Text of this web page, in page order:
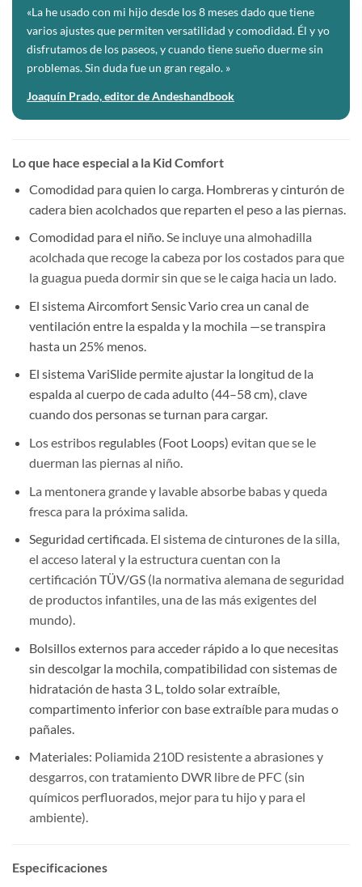
«La he usado con mi hijo desde los 8 meses dado que tiene
varios ajustes que permiten versatilidad y comodidad. Él y yo
disfrutamos de los paseos, y cuando tiene sueño duerme sin
problemas. Sin duda fue un gran regalo. »
Joaquín Prado, editor de Andeshandbook
Lo que hace especial a la Kid Comfort
Comodidad para quien lo carga. Hombreras y cinturón de
cadera bien acolchados que reparten el peso a las piernas.
Comodidad para el niño.Se incluye una almohadilla
acolchada que recoge la cabeza por los costados para que
la guagua pueda dormir sin que se le caiga hacia un lado.
El sistema Aircomfort Sensic Vario crea un canal de
ventilación entre la espalda y la mochila —se transpira
hasta un 25% menos.
El sistema VariSlide permite ajustar la longitud de la
espalda al cuerpo de cada adulto (44–58 cm), clave
cuando dos personas se turnan para cargar.
Los estribosregulables (Foot Loops) evitan que se le
duerman las piernas al niño.
La mentonera grande y lavable absorbe babas y queda
fresca para la próxima salida.
Seguridad certificada.El sistema de cinturones de la silla,
el acceso lateral y la estructura cuentan con la
certificación TÜV/GS(la normativa alemana de seguridad
de productos infantiles, una de las más exigentes del
mundo).
Bolsillos externos para acceder rápido a lo que necesitas
sin descolgar la mochila, compatibilidad con sistemas de
hidratación de hasta 3 L, toldo solar extraíble,
compartimento inferior con base extraíble para mudas o
pañales.
Materiales: Poliamida 210D resistente a abrasiones y
desgarros, con tratamiento DWR libre de PFC (sin
químicos perfluorados, mejor para tu hijo y para el
ambiente).
Especificaciones